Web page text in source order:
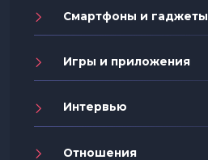
Смартфоны и гаджеты
Игры и приложения
Интервью
Отношения